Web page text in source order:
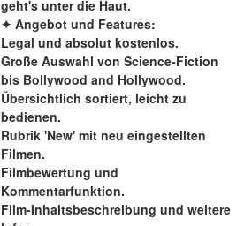
geht's unter die Haut.
✦ Angebot und Features:
Legal und absolut kostenlos.
Große Auswahl von Science-Fiction
bis Bollywood and Hollywood.
Übersichtlich sortiert, leicht zu
bedienen.
Rubrik 'New' mit neu eingestellten
Filmen.
Filmbewertung und
Kommentarfunktion.
Film-Inhaltsbeschreibung und weitere